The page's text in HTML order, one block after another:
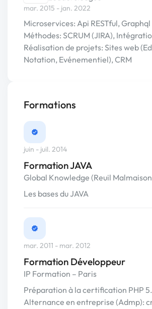
mar. 2015 - jan. 2022
Microservices: Api RESTful, Graphql
Méthodes: SCRUM (JIRA),
Réalisation de projets: Sites web
Notation, Evénementiel), CRM
Formations
juin - juil. 2014
Formation JAVA
Global Knowledge (Reuil
Les bases du JAVA
mar. 2011 - mar. 2012
Formation Développeur
IP Formation – Paris
Préparation à la certification PHP
Alternance en entreprise (Admp):